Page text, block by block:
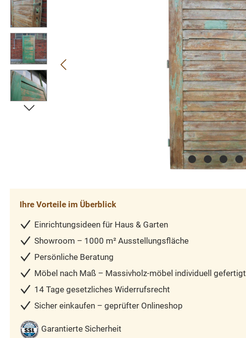
Ihre Vorteile im Überblick
Einrichtungsideen für Haus & Garten
Showroom – 1000 m² Ausstellungsfläche
Persönliche Beratung
Möbel nach Maß – Massivholz-möbel individuell gefertigt
14 Tage gesetzliches Widerrufsrecht
Sicher einkaufen – geprüfter Onlineshop
Garantierte Sicherheit